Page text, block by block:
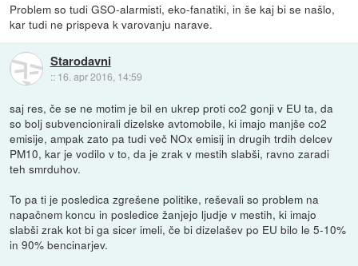
Problem so tudi GSO-alarmisti, eko-fanatiki, in še kaj bi se našlo,
kar tudi ne prispeva k varovanju narave.
Starodavni
:: 16. apr 2016, 14:59
saj res, če se ne motim je bil en ukrep proti co2 gonji v EU ta, da
so bolj subvencionirali dizelske avtomobile, ki imajo manjše co2
emisije, ampak zato pa tudi več NOx emisij in drugih trdih delcev
PM10, kar je vodilo v to, da je zrak v mestih slabši, ravno zaradi
teh smrduhov.
To pa ti je posledica zgrešene politike, reševali so problem na
napačnem koncu in posledice žanjejo ljudje v mestih, ki imajo
slabši zrak kot bi ga sicer imeli, če bi dizelašev po EU bilo le 5-10%
in 90% bencinarjev.